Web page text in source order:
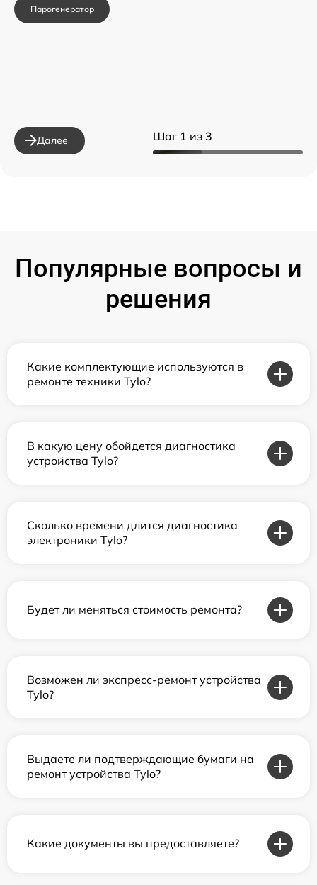
Шаг 1 из 3
Парогенератор
Далее
Популярные вопросы и
решения
Какие комплектующие используются в
ремонте техники Tylo?
В какую цену обойдется диагностика
устройства Tylo?
Сколько времени длится диагностика
электроники Tylo?
Будет ли меняться стоимость ремонта?
Возможен ли экспресс-ремонт устройства
Tylo?
Выдаете ли подтверждающие бумаги на
ремонт устройства Tylo?
Какие документы вы предоставляете?